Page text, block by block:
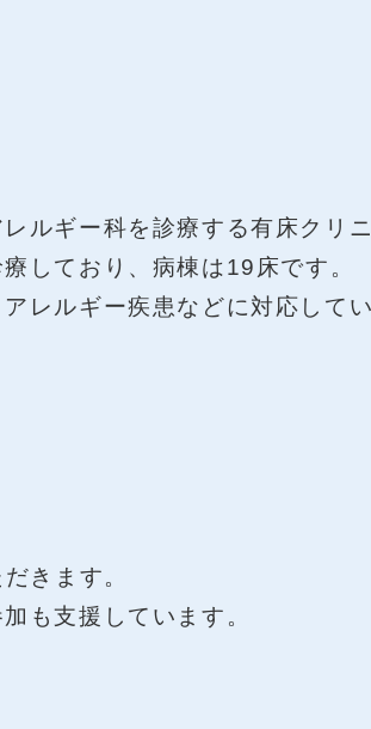
ルギー科を診療する有床クリ
しており、病棟は19床です。
レルギー疾患などに対応して
きます。
も支援しています。